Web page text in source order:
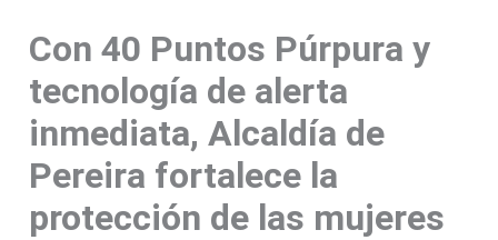
Con 40 Puntos Púrpura y
tecnología de alerta
inmediata, Alcaldía de
Pereira fortalece la
protección de las mujeres